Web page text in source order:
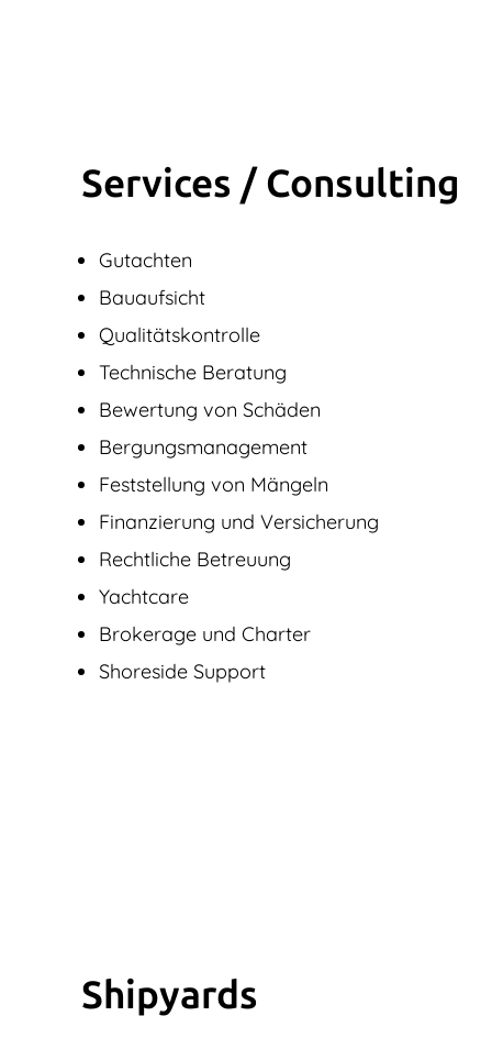
Services / Consulting
Gutachten
Bauaufsicht
Qualitätskontrolle
Technische Beratung
Bewertung von Schäden
Bergungsmanagement
Feststellung von Mängeln
Finanzierung und Versicherung
Rechtliche Betreuung
Yachtcare
Brokerage und Charter
Shoreside Support
Shipyards